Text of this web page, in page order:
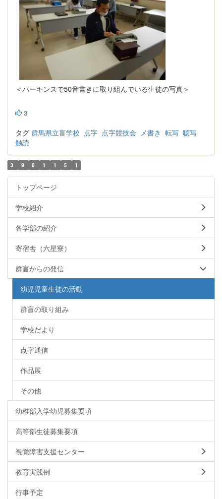
＜パーキンスで50音書きに取り組んでいる生徒の写真＞
3
タグ 群馬県立盲学校 点字 点字競技会 メ書き 転写 聴写
触読
3 9 8 1 1 5 1
トップページ
学校紹介
各学部の紹介
寄宿舎（六星寮）
群盲からの発信
幼児児童生徒の活動
群盲の取り組み
学校だより
点字通信
作品展
その他
幼稚部入学幼児募集要項
高等部生徒募集要項
視覚障害支援センター
教育実践例
行事予定